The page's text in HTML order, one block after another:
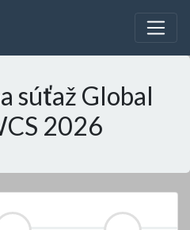
súťaž Global
2026